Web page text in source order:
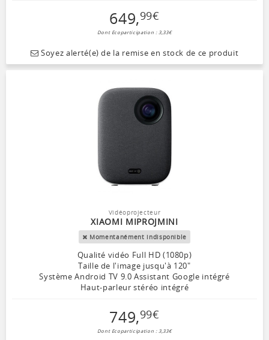
649,99€
Dont Ecoparticipation : 3,33€
Soyez alerté(e) de la remise en stock de ce produit
Vidéoprojecteur
XIAOMI MIPROJMINI
Momentanément indisponible
Qualité vidéo Full HD (1080p)
Taille de l'image jusqu'à 120"
Système Android TV 9.0 Assistant Google intégré
Haut-parleur stéréo intégré
749,99€
Dont Ecoparticipation : 3,33€